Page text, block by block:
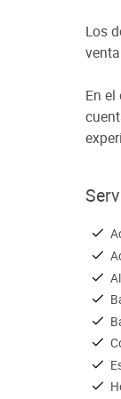
Los
En